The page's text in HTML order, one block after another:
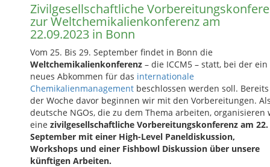
Zivilgesellschaftliche
zur Weltchemikalienkonferenz am
22.09.2023 in Bonn
Vom 25. Bis 29. September findet in Bonn die
Weltchemikalienkonferenz – die ICCM5 – statt, bei der ein
neues Abkommen für das internationale
Chemikalienmanagement beschlossen werden soll.
der Woche davor beginnen wir mit den Vorbereitungen.
deutsche NGOs, die zu dem Thema arbeiten, organisieren
eine zivilgesellschaftliche Vorbereitungskonferenz am 22.
September mit einer High-Level Paneldiskussion,
Workshops und einer Fishbowl Diskussion über unsere
künftigen Arbeiten.